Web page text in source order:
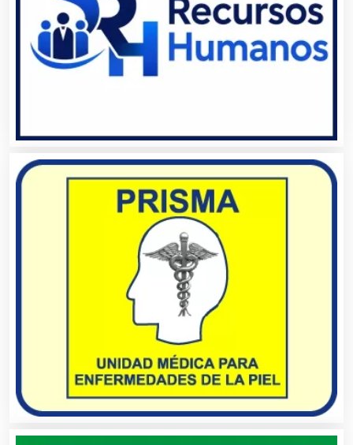
Artículos para Regalos
Artículos Personales
Aseguradoras
Asesores Técnicos
Asesoría Fiscal
Asociaciones Civiles